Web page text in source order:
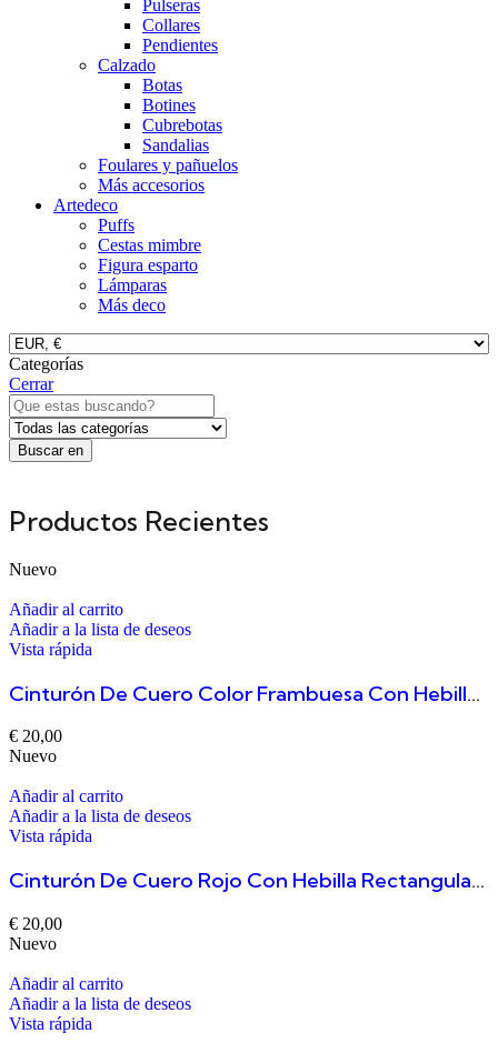
Pulseras
Collares
Pendientes
Calzado
Botas
Botines
Cubrebotas
Sandalias
Foulares y pañuelos
Más accesorios
Artedeco
Puffs
Cestas mimbre
Figura esparto
Lámparas
Más deco
Categorías
Cerrar
Buscar en
Productos Recientes
Nuevo
Añadir al carrito
Añadir a la lista de deseos
Vista rápida
Cinturón De Cuero Color Frambuesa Con Hebilla Rectangular Tallada Duero
€ 20,00
Nuevo
Añadir al carrito
Añadir a la lista de deseos
Vista rápida
Cinturón De Cuero Rojo Con Hebilla Rectangular Tallada Duero
€ 20,00
Nuevo
Añadir al carrito
Añadir a la lista de deseos
Vista rápida